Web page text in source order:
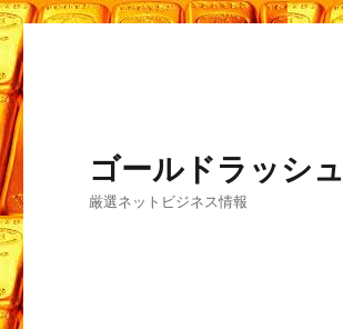
ゴールドラッシュ
厳選ネットビジネス情報